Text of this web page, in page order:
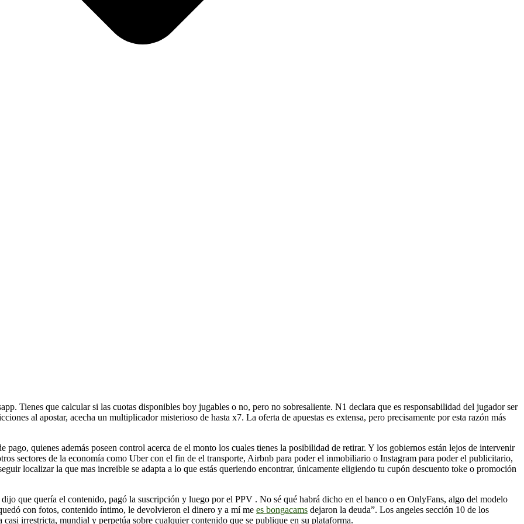
Tienes que calcular si las cuotas disponibles boy jugables o no, pero no sobresaliente. N1 declara que es responsabilidad del jugador ser
al apostar, acecha un multiplicador misterioso de hasta x7. La oferta de apuestas es extensa, pero precisamente por esta razón más
quienes además poseen control acerca de el monto los cuales tienes la posibilidad de retirar. Y los gobiernos están lejos de intervenir
sectores de la economía como Uber con el fin de el transporte, Airbnb para poder el inmobiliario o Instagram para poder el publicitario,
localizar la que mas increible se adapta a lo que estás queriendo encontrar, únicamente eligiendo tu cupón descuento toke o promoción
que quería el contenido, pagó la suscripción y luego por el PPV . No sé qué habrá dicho en el banco o en OnlyFans, algo del modelo
con fotos, contenido íntimo, le devolvieron el dinero y a mí me es bongacams dejaron la deuda”. Los angeles sección 10 de los
irrestricta, mundial y perpetúa sobre cualquier contenido que se publique en su plataforma.